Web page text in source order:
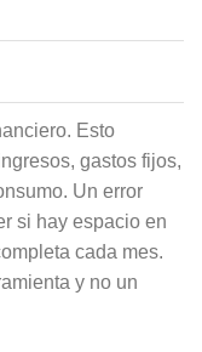
Esto
gastos fijos,
Un error
si hay espacio en
cada mes.
y no un